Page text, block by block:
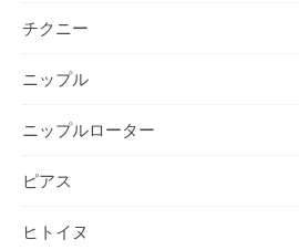
チクニー
ニップル
ニップルローター
ピアス
ヒトイヌ